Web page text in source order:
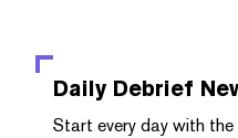
Daily Debrief
Start every day with